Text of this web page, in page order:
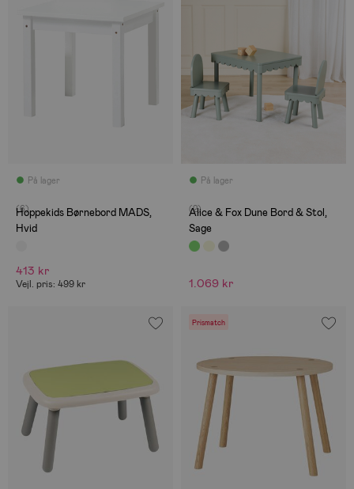
På lager
(6)
Hoppekids Børnebord MADS,
Hvid
413 kr
Vejl. pris: 499 kr
På lager
(2)
Alice & Fox Dune Bord & Stol,
Sage
1.069 kr
Prismatch